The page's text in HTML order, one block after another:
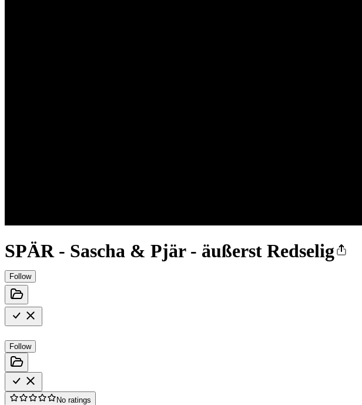
SPÄR - Sascha & Pjär - äußerst Redselig
Follow
Follow
No ratings